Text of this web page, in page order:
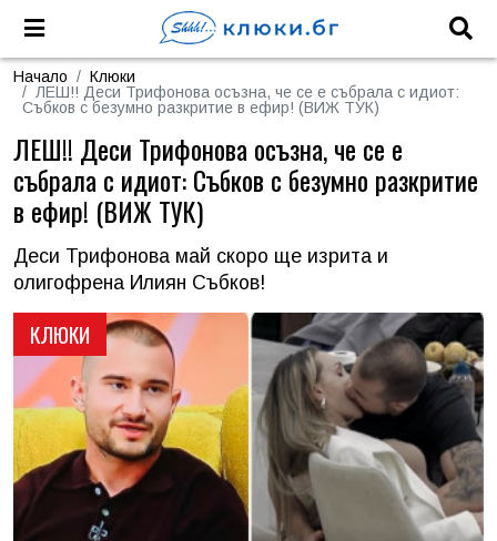
Начало
Клюки
ЛЕШ!! Деси Трифонова осъзна, че се е събрала с идиот:
Събков с безумно разкритие в ефир! (ВИЖ ТУК)
КЛЮКИ
ЛЕШ!! Деси Трифонова осъзна, че се е
събрала с идиот: Събков с безумно разкритие
в ефир! (ВИЖ ТУК)
Деси Трифонова май скоро ще изрита и
олигофрена Илиян Събков!